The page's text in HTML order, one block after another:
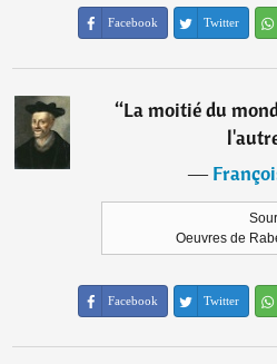
Facebook Twitter
“La moitié du
―
Oeuvres de
Facebook Twitter